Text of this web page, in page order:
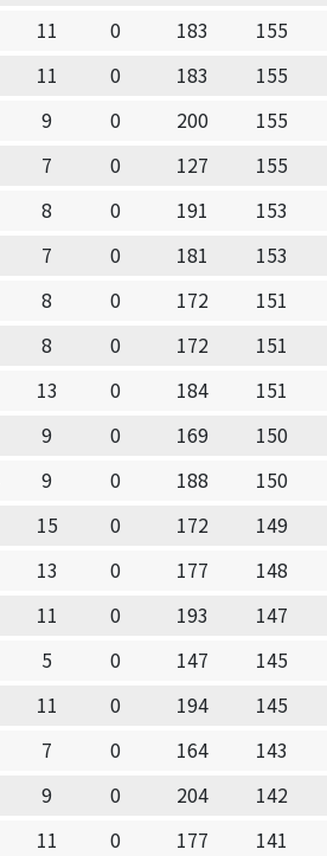
11 0 183 155
11 0 183 155
9 0 200 155
7 0 127 155
8 0 191 153
7 0 181 153
8 0 172 151
8 0 172 151
13 0 184 151
9 0 169 150
9 0 188 150
15 0 172 149
13 0 177 148
11 0 193 147
5 0 147 145
11 0 194 145
7 0 164 143
9 0 204 142
11 0 177 141